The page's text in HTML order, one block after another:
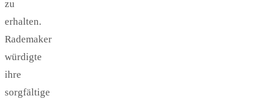
zu
erhalten.
Rademaker
würdigte
ihre
sorgfältige